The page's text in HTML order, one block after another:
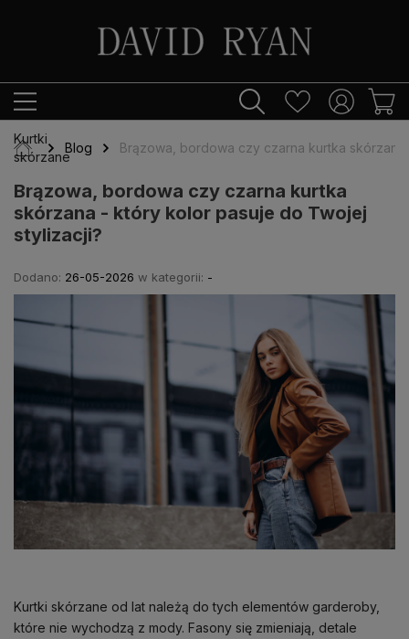
Kurtki
skórzane
Blog Brązowa, bordowa czy czarna kurtka
Brązowa, bordowa czy czarna kurtka
skórzana - który kolor pasuje do Twojej
stylizacji?
Dodano: 26-05-2026 w kategorii: -
Kurtki skórzane od lat należą do tych elementów garderoby,
które nie wychodzą z mody. Fasony się zmieniają, detale